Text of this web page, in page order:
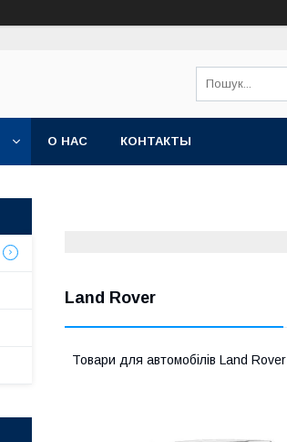
О НАС КОНТАКТЫ
Land Rover
Товари для автомобілів Land Rover